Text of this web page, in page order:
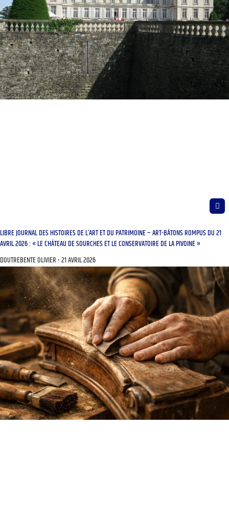
LIBRE JOURNAL DES HISTOIRES DE L’ART ET DU PATRIMOINE – ART-BÂTONS ROMPUS DU 21
AVRIL 2026 : « LE CHÂTEAU DE SOURCHES ET LE CONSERVATOIRE DE LA PIVOINE »
DOUTREBENTE OLIVIER 21 AVRIL 2026